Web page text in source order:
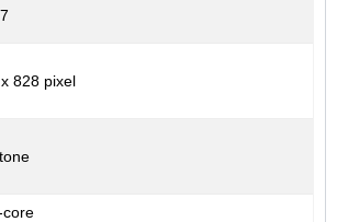
828 pixel
core